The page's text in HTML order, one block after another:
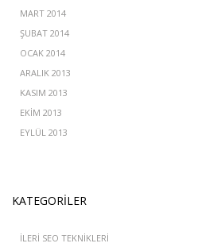
MART 2014
ŞUBAT 2014
OCAK 2014
ARALIK 2013
KASIM 2013
EKIM 2013
EYLÜL 2013
KATEGORILER
İLERI SEO TEKNIKLERI